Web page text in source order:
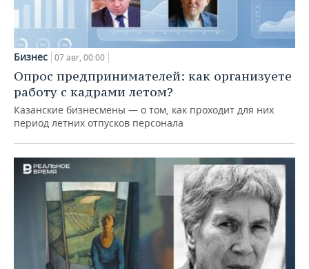
Бизнес 07 авг, 00:00
Опрос предпринимателей: как организуете
работу с кадрами летом?
Казанские бизнесмены — о том, как проходит для них
период летних отпусков персонала